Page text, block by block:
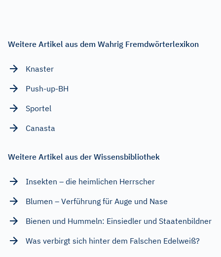
Weitere Artikel aus dem Wahrig Fremdwörterlexikon
Knaster
Push-up-BH
Sportel
Canasta
Weitere Artikel aus der Wissensbibliothek
Insekten – die heimlichen Herrscher
Blumen – Verführung für Auge und Nase
Bienen und Hummeln: Einsiedler und Staatenbildner
Was verbirgt sich hinter dem Falschen Edelweiß?